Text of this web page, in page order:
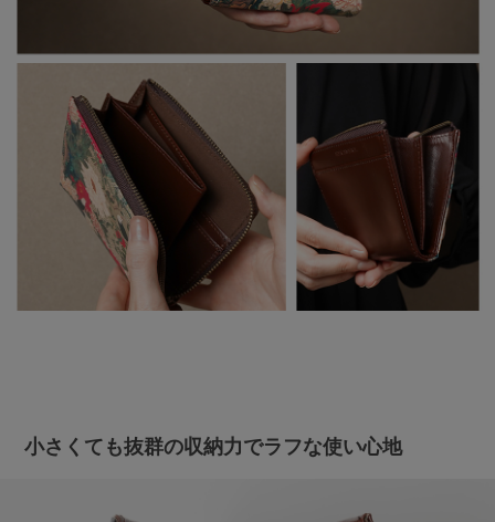
小さくても抜群の収納力でラフな使い心地